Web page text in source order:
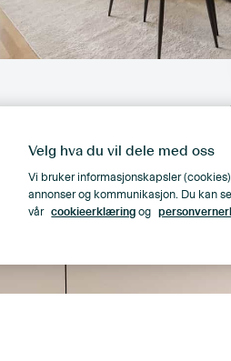
roms m/vestvendt balkong på
felleskostnader | Vender
Hans
Velg hva du vil dele med oss
Vi bruker informasjonskapsler
annonser og kommunikasjon. Du kan
vår cookieerklæring og